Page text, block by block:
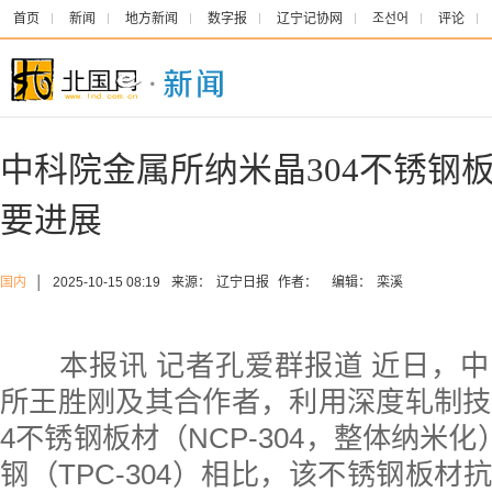
首页 新闻 地方新闻 数字报 辽宁记协网 조선어 评论
中科院金属所纳米晶304不锈钢
要进展
国内 2025-10-15 08:19 来源： 辽宁日报 作者： 编辑： 栾溪
本报讯 记者孔爱群报道 近日，中
所王胜刚及其合作者，利用深度轧制
4不锈钢板材（NCP-304，整体纳米化
钢（TPC-304）相比，该不锈钢板材